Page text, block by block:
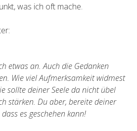
was ich oft mache.
etwas an. Auch die Gedanken
Wie viel Aufmerksamkeit widmest
sollte deiner Seele da nicht übel
stärken. Du aber, bereite deiner
es geschehen kann!